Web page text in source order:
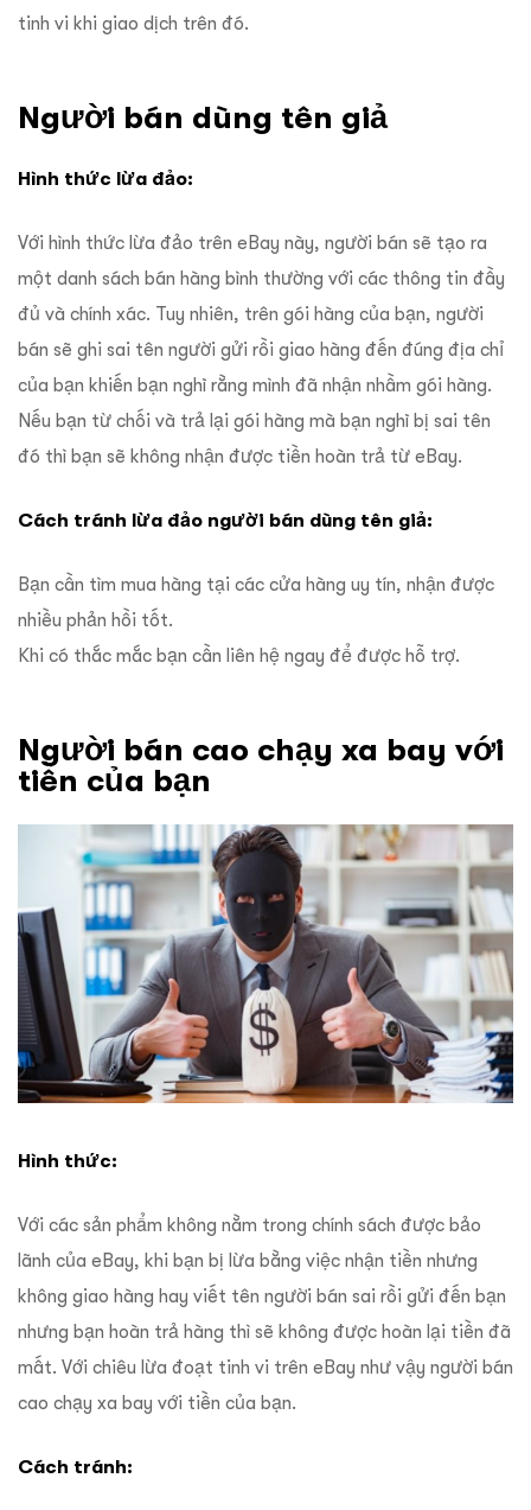
tinh vi khi giao dịch trên đó.
Người bán dùng tên giả
Hình thức lừa đảo:
Với hình thức lừa đảo trên eBay này, người bán sẽ tạo ra
một danh sách bán hàng bình thường với các thông tin đầy
đủ và chính xác. Tuy nhiên, trên gói hàng của bạn, người
bán sẽ ghi sai tên người gửi rồi giao hàng đến đúng địa chỉ
của bạn khiến bạn nghĩ rằng mình đã nhận nhầm gói hàng.
Nếu bạn từ chối và trả lại gói hàng mà bạn nghĩ bị sai tên
đó thì bạn sẽ không nhận được tiền hoàn trả từ eBay.
Cách tránh lừa đảo người bán dùng tên giả:
Bạn cần tìm mua hàng tại các cửa hàng uy tín, nhận được
nhiều phản hồi tốt.
Khi có thắc mắc bạn cần liên hệ ngay để được hỗ trợ.
Người bán cao chạy xa bay với
tiền của bạn
Hình thức:
Với các sản phẩm không nằm trong chính sách được bảo
lãnh của eBay, khi bạn bị lừa bằng việc nhận tiền nhưng
không giao hàng hay viết tên người bán sai rồi gửi đến bạn
nhưng bạn hoàn trả hàng thì sẽ không được hoàn lại tiền đã
mất. Với chiêu lừa đoạt tinh vi trên eBay như vậy người bán
cao chạy xa bay với tiền của bạn.
Cách tránh: